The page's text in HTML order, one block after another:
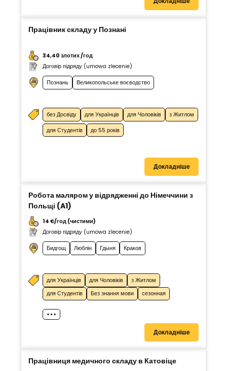
Працівник складу у Познані
34,40 злотих /год
Договір підряду (umowa zlecenie)
Познань Великопольське воєводство
без Досвіду для Українців для Чоловіків з Житлом
для Студентів до 55 років
Докладніше
Робота маляром у відрядженні до Німеччини з
Польщі (A1)
14 €/год (чистими)
Договір підряду (umowa zlecenie)
Бидгощ Люблін Гдыня Краков
для Українців для Чоловіків
з Житлом
для Студентів
Без знання мови сезонная
Докладніше
Працівниця медичного складу в Катовіце